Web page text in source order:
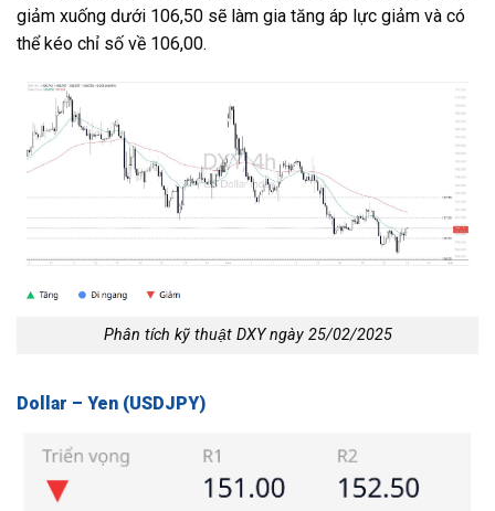
giảm xuống dưới 106,50 sẽ làm gia tăng áp lực giảm và có
thể kéo chỉ số về 106,00.
Phân tích kỹ thuật DXY ngày 25/02/2025
Dollar – Yen (USDJPY)